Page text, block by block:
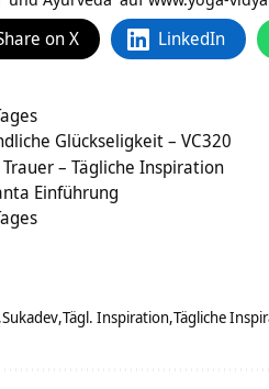
on X LinkedIn
Glückseligkeit – VC320
– Tägliche Inspiration
Einführung
Sukadev Tägl. Inspiration Tägliche